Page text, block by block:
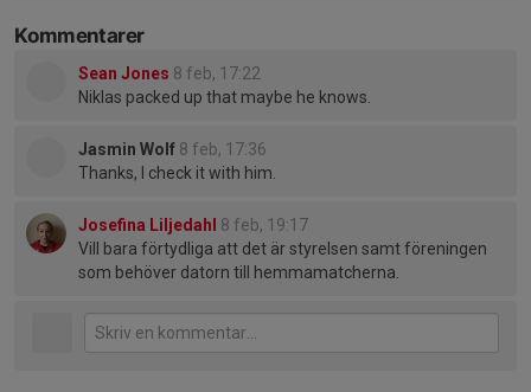
Kommentarer
Sean Jones 8 feb, 17:22
Niklas packed up that maybe he knows.
Jasmin Wolf 8 feb, 17:36
Thanks, I check it with him.
Josefina Liljedahl 8 feb, 19:17
Vill bara förtydliga att det är styrelsen samt föreningen
som behöver datorn till hemmamatcherna.